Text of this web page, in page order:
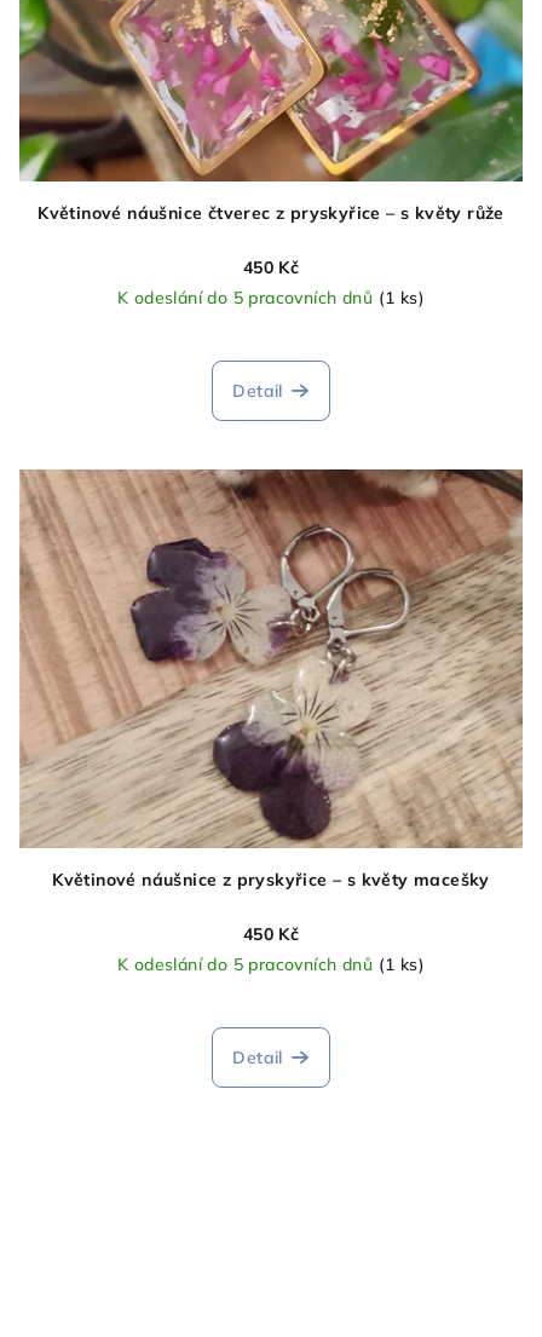
Květinové náušnice čtverec z pryskyřice – s květy růže
450 Kč
K odeslání do 5 pracovních dnů (1 ks)
Detail
Květinové náušnice z pryskyřice – s květy macešky
450 Kč
K odeslání do 5 pracovních dnů (1 ks)
Detail